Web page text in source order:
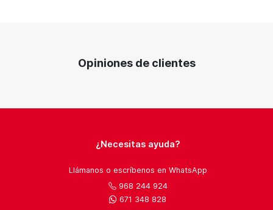
Opiniones de clientes
¿Necesitas ayuda?
Llámanos o escríbenos en WhatsApp
968 244 924
671 348 828